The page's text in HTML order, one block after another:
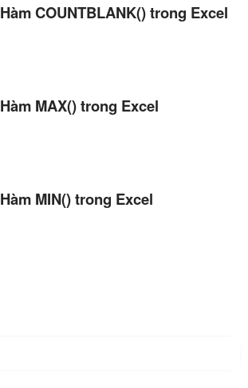
Hàm COUNTBLANK() trong Excel
Hàm MAX() trong Excel
Hàm MIN() trong Excel